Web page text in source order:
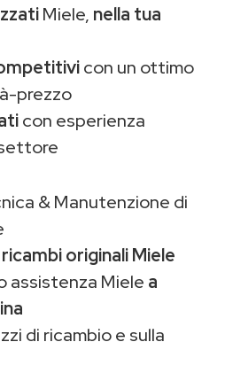
Miele, nella tua
con un ottimo
prezzo
con esperienza
& Manutenzione di
ricambi originali Miele
assistenza Miele a
di ricambio e sulla